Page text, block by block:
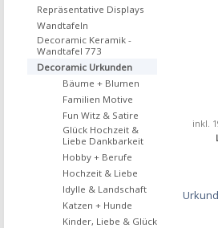
inkl.
Repräsentative Displays
Wandtafeln
Decoramic Keramik -
Wandtafel 773
Decoramic Urkunden
Bäume + Blumen
Familien Motive
Fun Witz & Satire
Glück Hochzeit &
Liebe Dankbarkeit
Hobby + Berufe
Hochzeit & Liebe
Idylle & Landschaft
Katzen + Hunde
Kinder, Liebe & Glück